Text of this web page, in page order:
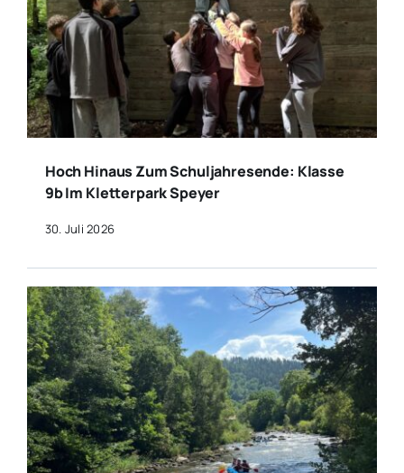
Hoch Hinaus Zum Schuljahresende: Klasse
9b Im Kletterpark Speyer
30. Juli 2026